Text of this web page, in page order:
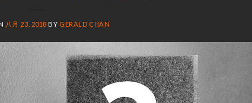
八月 23, 2018 BY GERALD CHAN